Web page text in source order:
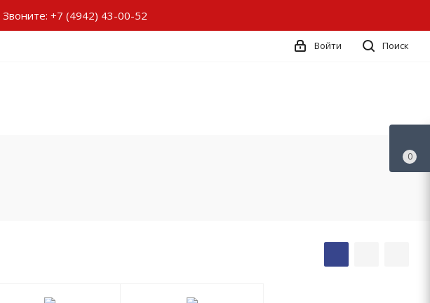
Звоните: +7 (4942) 43-00-52
Поиск
Войти
0